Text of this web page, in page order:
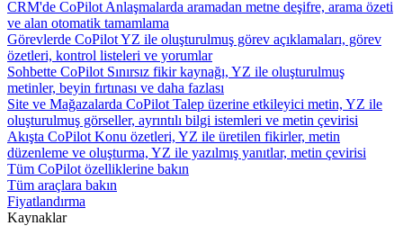
CRM'de CoPilot Anlaşmalarda aramadan metne deşifre, arama özeti
ve alan otomatik tamamlama
Görevlerde CoPilotYZ ile oluşturulmuş görev açıklamaları, görev
özetleri, kontrol listeleri ve yorumlar
Sohbette CoPilot Sınırsız fikir kaynağı, YZ ile oluşturulmuş
metinler, beyin fırtınası ve daha fazlası
Site ve Mağazalarda CoPilot Talep üzerine etkileyici metin, YZ ile
oluşturulmuş görseller, ayrıntılı bilgi istemleri ve metin çevirisi
Akışta CoPilot Konu özetleri, YZ ile üretilen fikirler, metin
düzenleme ve oluşturma, YZ ile yazılmış yanıtlar, metin çevirisi
Tüm CoPilot özelliklerine bakın
Tüm araçlara bakın
Fiyatlandırma
Kaynaklar